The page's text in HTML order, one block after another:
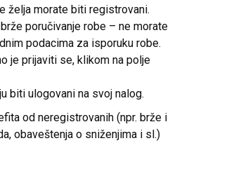
želja morate biti registrovani.
poručivanje robe – ne morate
podacima za isporuku robe.
je prijaviti se, klikom na polje
biti ulogovani na svoj nalog.
od neregistrovanih (npr. brže i
obaveštenja o sniženjima i sl.)